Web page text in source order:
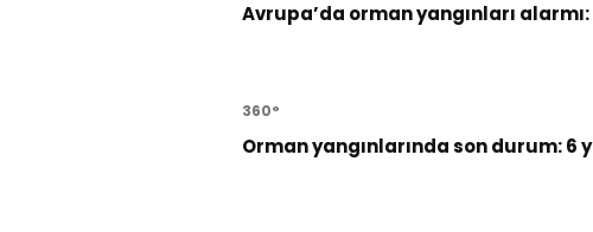
Avrupa’da orman yangınları
360°
Orman yangınlarında son durum: 6